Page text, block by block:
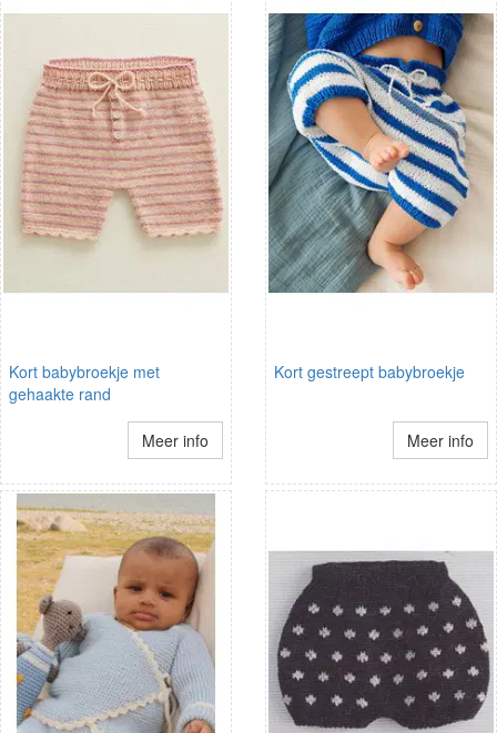
Kort babybroekje met
gehaakte rand
Meer info
Kort gestreept babybroekje
Meer info